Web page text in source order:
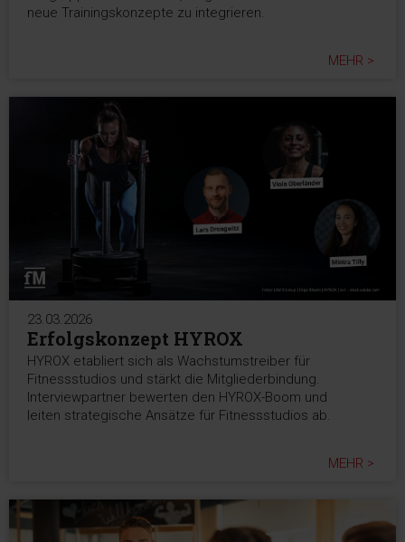
neue Trainingskonzepte zu integrieren.
MEHR >
23.03.2026
Erfolgskonzept HYROX
HYROX etabliert sich als Wachstumstreiber für
Fitnessstudios und stärkt die Mitgliederbindung.
Interviewpartner bewerten den HYROX-Boom und
leiten strategische Ansätze für Fitnessstudios ab.
MEHR >